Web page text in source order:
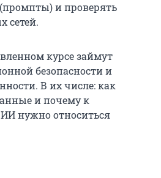
и проверять
сетей.
курсе займут
безопасности и
В их числе: как
и почему к
нужно относиться